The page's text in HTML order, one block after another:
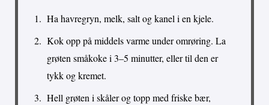
Ha havregryn, melk, salt og kanel i en kjele.
Kok opp på middels varme under omrøring. La
grøten småkoke i 3–5 minutter, eller til den er
tykk og kremet.
Hell grøten i skåler og topp med friske bær,